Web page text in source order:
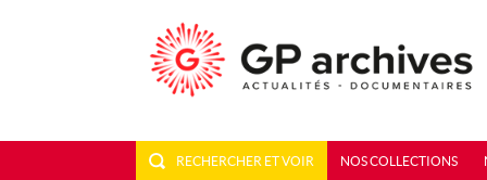
RECHERCHER ET VOIR NOS COLLECTIONS